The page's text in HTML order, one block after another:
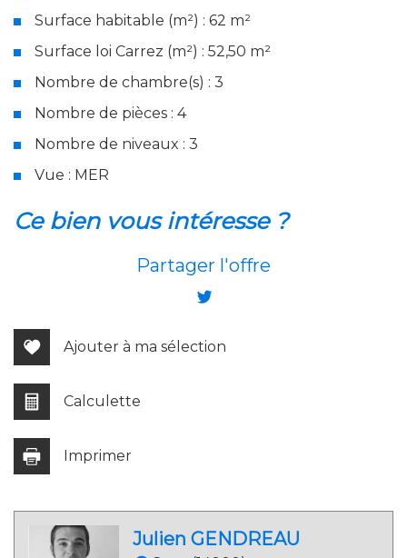
Surface habitable (m²) : 62 m²
Surface loi Carrez (m²) : 52,50 m²
Nombre de chambre(s) : 3
Nombre de pièces : 4
Nombre de niveaux : 3
Vue : MER
la ville de bernières-sur-mer
−
Leaflet| ©JawgMaps
ce bien vous intéresse ?
Partager l'offre
Ajouter à ma sélection
Calculette
Imprimer
Julien GENDREAU